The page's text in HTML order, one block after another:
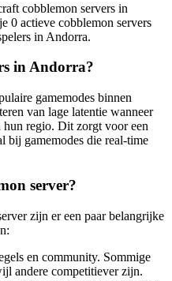
cobblemon servers in
0 actieve cobblemon servers
in Andorra.
in Andorra?
gamemodes binnen
van lage latentie wanneer
hun regio. Dit zorgt voor een
bij gamemodes die real-time
server?
zijn er een paar belangrijke
en community. Sommige
andere competitiever zijn.